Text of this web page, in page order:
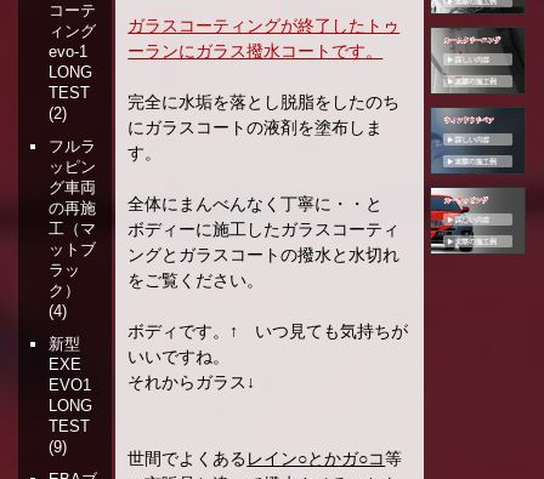
ガラスコーティングが終了したトゥ
ーランにガラス撥水コートです。
完全に水垢を落とし脱脂をしたのち
にガラスコートの液剤を塗布しま
す。
全体にまんべんなく丁寧に・・と
ボディーに施工したガラスコーティ
ングとガラスコートの撥水と水切れ
をご覧ください。
ボディです。↑ いつ見ても気持ちが
いいですね。
それからガラス↓
世間でよくあるレイン○とかガ○コ等
コーテ
ィング
evo-1
LONG
TEST
(2)
フルラ
ッピン
グ車両
の再施
工（マ
ットブ
ラッ
ク）
(4)
新型
EXE
EVO1
LONG
TEST
(9)